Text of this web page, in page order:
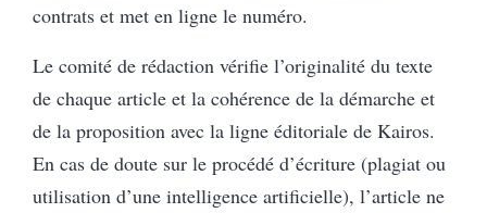
contrats et met en ligne le numéro.
Le comité de rédaction vérifie l’originalité du texte
de chaque article et la cohérence de la démarche et
de la proposition avec la ligne éditoriale de Kairos.
En cas de doute sur le procédé d’écriture (plagiat ou
utilisation d’une intelligence artificielle), l’article ne